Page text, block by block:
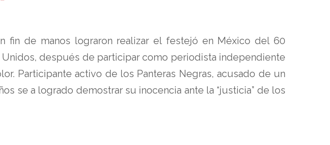
fin de manos lograron realizar el festejó en México del 60
después de participar como periodista independiente
Participante activo de los Panteras Negras, acusado de un
se a logrado demostrar su inocencia ante la “justicia” de los